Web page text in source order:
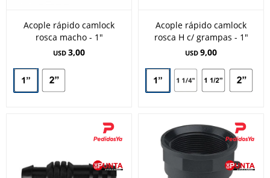
Acople rápido camlock
rosca macho - 1"
USD 3,00
Acople rápido camlock
rosca H c/ grampas - 1"
USD 9,00